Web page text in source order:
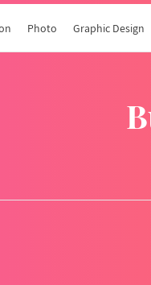
Photo Graphic Design